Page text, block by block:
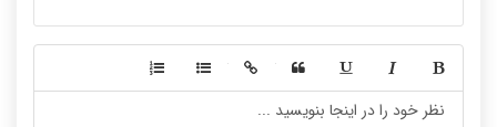
نظریه زبانها
سیگنال و سیستمها
-
-
-
-